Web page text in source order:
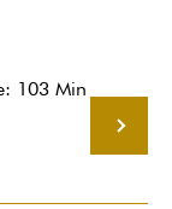
103 Min